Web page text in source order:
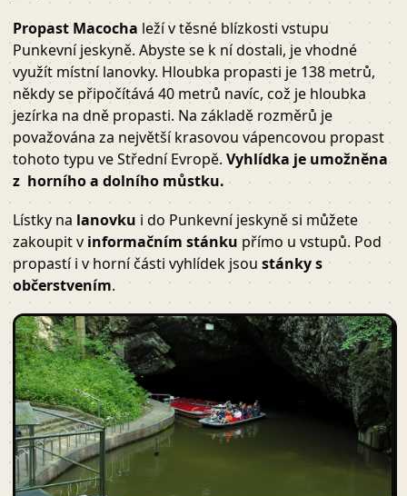
Propast Macocha leží v těsné blízkosti vstupu
Punkevní jeskyně. Abyste se k ní dostali, je vhodné
využít místní lanovky. Hloubka propasti je 138 metrů,
někdy se připočítává 40 metrů navíc, což je hloubka
jezírka na dně propasti. Na základě rozměrů je
považována za největší krasovou vápencovou propast
tohoto typu ve Střední Evropě. Vyhlídka je umožněna
z horního a dolního můstku.
Lístky na lanovku i do Punkevní jeskyně si můžete
zakoupit v informačním stánku přímo u vstupů. Pod
propastí i v horní části vyhlídek jsou stánky s
občerstvením.